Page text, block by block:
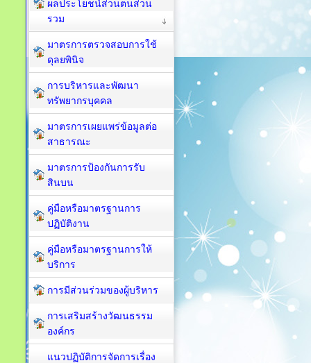
ผลประโยชน์ส่วนตนส่วน
รวม
มาตรการตรวจสอบการใช้
ดุลยพินิจ
การบริหารและพัฒนา
ทรัพยากรบุคคล
มาตรการเผยแพร่ข้อมูลต่อ
สาธารณะ
มาตรการป้องกันการรับ
สินบน
คู่มือหรือมาตรฐานการ
ปฏิบัติงาน
คู่มือหรือมาตรฐานการให้
บริการ
การมีส่วนร่วมของผู้บริหาร
การเสริมสร้างวัฒนธรรม
องค์กร
แนวปฏิบัติการจัดการเรื่อง